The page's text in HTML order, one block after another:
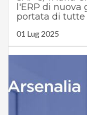
l'ERP di nuova
portata di tutte
01 Lug 2025